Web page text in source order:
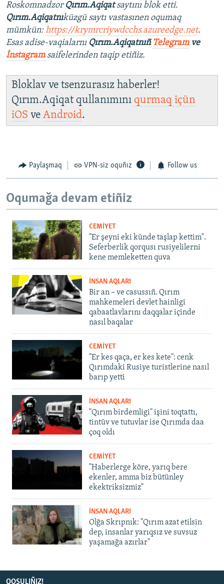
Roskomnadzor Qırım.Aqiqatsaytını blok etti.
Qırım.Aqiqatnıküzgü saytı vastasınen oqumaq
mümkün:https://krymrcriywdcchs.azureedge.net.
Esas adise-vaqialarnı Qırım.Aqiqatnıñ Telegramve
İnstagram saifelerinden taqip etiñiz.
Bloklav ve tsenzurasız haberler!
Qırım.Aqiqat qullanımını qurmaq içün
iOS ve Android.
Paylaşmaq VPN-siz oquñız Follow us
Oqumağa devam etiñiz
CEMİYET
"Er şeyni eki künde taşlap kettim".
Seferberlik qorqusı rusiyelilerni
kene memleketten quva
İNSAN AQLARI
Bir an – ve casussıñ. Qırım
mahkemeleri devlet hainligi
qabaatlavlarını daqqalar içinde
nasıl baqalar
CEMİYET
"Er kes qaça, er kes kete": cenk
Qırımdaki Rusiye turistlerine nasıl
barıp yetti
İNSAN AQLARI
"Qırım birdemligi" işini toqtattı,
tintüv ve tutuvlar ise Qırımda daa
çoq oldı
CEMİYET
"Haberlerge köre, yarıq bere
ekenler, amma biz bütünley
ekektriksizmiz"
İNSAN AQLARI
Olğa Skrıpnık: "Qırım azat etilsin
dep, insanlar yarıqsız ve suvsuz
yaşamağa azırlar"
QOŞULIÑIZ!